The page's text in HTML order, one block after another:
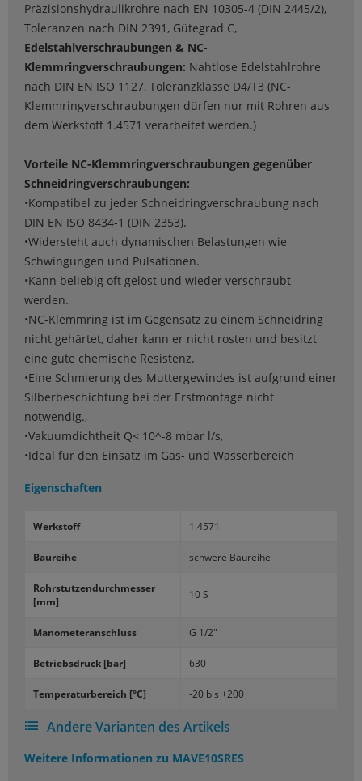
Präzisionshydraulikrohre nach EN 10305-4 (DIN 2445/2),
Toleranzen nach DIN 2391, Gütegrad C,
Edelstahlverschraubungen & NC-
Klemmringverschraubungen: Nahtlose Edelstahlrohre
nach DIN EN ISO 1127, Toleranzklasse D4/T3 (NC-
Klemmringverschraubungen dürfen nur mit Rohren aus
dem Werkstoff 1.4571 verarbeitet werden.)
Vorteile NC-Klemmringverschraubungen gegenüber
Schneidringverschraubungen:
•Kompatibel zu jeder Schneidringverschraubung nach
DIN EN ISO 8434-1 (DIN 2353).
•Widersteht auch dynamischen Belastungen wie
Schwingungen und Pulsationen.
•Kann beliebig oft gelöst und wieder verschraubt
werden.
•NC-Klemmring ist im Gegensatz zu einem Schneidring
nicht gehärtet, daher kann er nicht rosten und besitzt
eine gute chemische Resistenz.
•Eine Schmierung des Muttergewindes ist aufgrund einer
Silberbeschichtung bei der Erstmontage nicht
notwendig.,
•Vakuumdichtheit Q< 10^-8 mbar l/s,
•Ideal für den Einsatz im Gas- und Wasserbereich
Eigenschaften
Werk­stoff 1.4571
Bau­rei­he schwe­re Bau­rei­he
Rohr­stut­zen­durch­mes­ser
[mm]
10 S
Ma­no­me­ter­an­schluss G 1/2"
Be­triebs­druck [bar] 630
Tem­pe­ra­tur­be­reich [°C] -20 bis +200
Andere Varianten des Artikels
Weitere Informationen zu MAVE10SRES